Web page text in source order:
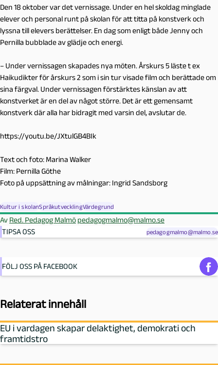
Den 18 oktober var det vernissage. Under en hel skoldag minglade
elever och personal runt på skolan för att titta på konstverk och
lyssna till elevers berättelser. En dag som enligt både Jenny och
Pernilla bubblade av glädje och energi.
– Under vernissagen skapades nya möten. Årskurs 5 läste t ex
Haikudikter för årskurs 2 som i sin tur visade film och berättade om
sina färgval. Under vernissagen förstärktes känslan av att
konstverket är en del av något större. Det är ett gemensamt
konstverk där alla har bidragit med varsin del, avslutar de.
https://youtu.be/JXtulGB4BIk
Text och foto: Marina Walker
Film: Pernilla Göthe
Foto på uppsättning av målningar: Ingrid Sandsborg
Kultur i skolanSpråkutvecklingVärdegrund
Av Red. Pedagog Malmö pedagogmalmo@malmo.se
TIPSA OSS
pedagogmalmo@malmo.se
FÖLJ OSS PÅ FACEBOOK
Relaterat innehåll
EU i vardagen skapar delaktighet, demokrati och
framtidstro